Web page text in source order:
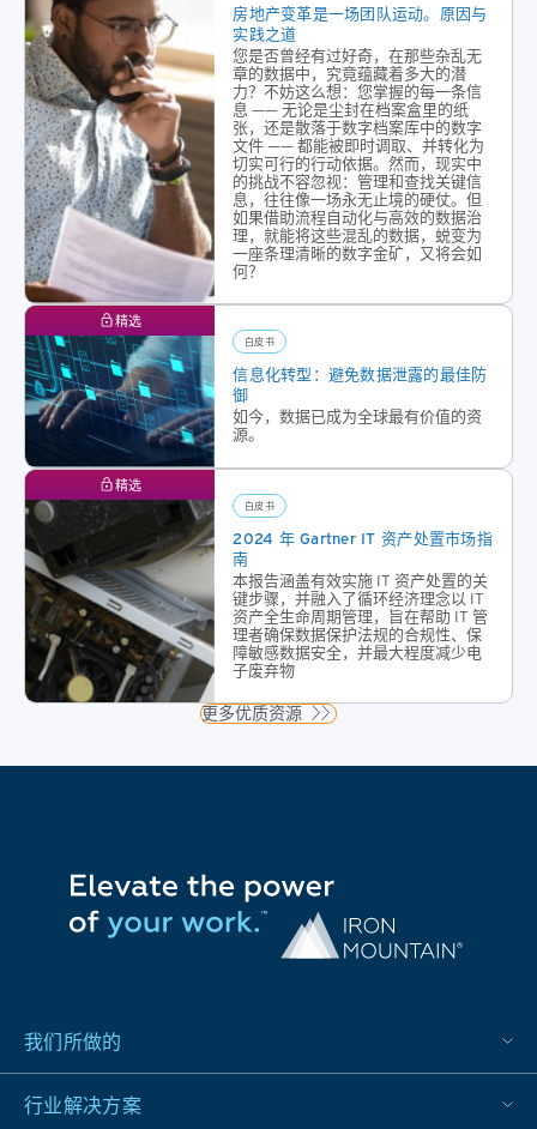
房地产变革是一场团队运动。原因与
实践之道
您是否曾经有过好奇，在那些杂乱无
章的数据中，究竟蕴藏着多大的潜
力？不妨这么想：您掌握的每一条信
息 —— 无论是尘封在档案盒里的纸
张，还是散落于数字档案库中的数字
文件 —— 都能被即时调取、并转化为
切实可行的行动依据。然而，现实中
的挑战不容忽视：管理和查找关键信
息，往往像一场永无止境的硬仗。但
如果借助流程自动化与高效的数据治
理，就能将这些混乱的数据，蜕变为
一座条理清晰的数字金矿，又将会如
何？
精选
白皮书
信息化转型：避免数据泄露的最佳防
御
如今，数据已成为全球最有价值的资
源。
精选
白皮书
2024 年 Gartner IT 资产处置市场指
南
本报告涵盖有效实施 IT 资产处置的关
键步骤，并融入了循环经济理念以 IT
资产全生命周期管理，旨在帮助 IT 管
理者确保数据保护法规的合规性、保
障敏感数据安全，并最大程度减少电
子废弃物
更多优质资源
我们所做的
行业解决方案